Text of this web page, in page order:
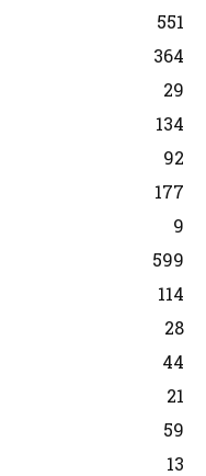
551
364
29
134
92
177
9
599
114
28
44
21
59
13